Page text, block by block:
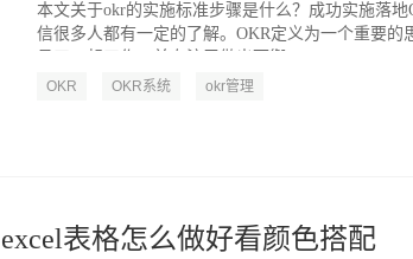
本文关于okr的实施标准步骤是什么？成功实施落
信很多人都有一定的了解。OKR定义为一个重要
OKR OKR系统 okr管理
excel表格怎么做好看颜色搭配